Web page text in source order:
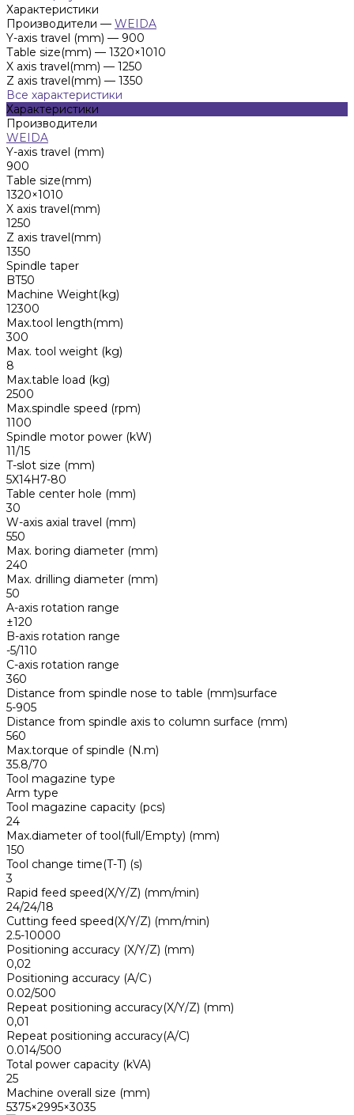
Характеристики
Производители — WEIDA
Y-axis travel (mm) — 900
Таblе size(mm) — 1320×1010
X axis travel(mm) — 1250
Z axis travel(mm) — 1350
Все характеристики
Характеристики
Производители
WEIDA
Y-axis travel (mm)
900
Таblе size(mm)
1320×1010
X axis travel(mm)
1250
Z axis travel(mm)
1350
Spindle taper
BT50
Machine Weight(kg)
12300
Max.tool length(mm)
300
Max. tool weight (kg)
8
Max.table load (kg)
2500
Max.spindle speed (rpm)
1100
Spindle motor power (kW)
11/15
T-slot size (mm)
5X14H7-80
Table center hole (mm)
30
W-axis axial travel (mm)
550
Max. boring diameter (mm)
240
Max. drilling diameter (mm)
50
A-axis rotation range
±120
B-axis rotation range
-5/110
C-axis rotation range
360
Distance from spindle nose to table (mm)surface
5-905
Distance from spindle axis to column surface (mm)
560
Max.torque of spindle (N.m)
35.8/70
Tool magazine type
Arm type
Tool magazine capacity (pcs)
24
Max.diameter of tool(full/Empty) (mm)
150
Tool change time(T-T) (s)
3
Rapid feed speed(X/Y/Z) (mm/min)
24/24/18
Cutting feed speed(X/Y/Z) (mm/min)
2.5-10000
Positioning accuracy (X/Y/Z) (mm)
0,02
Positioning accuracy (A/C）
0.02/500
Repeat positioning accuracy(X/Y/Z) (mm)
0,01
Repeat positioning accuracy(A/C)
0.014/500
Total power capacity (kVA)
25
Machine overall size (mm)
5375×2995×3035